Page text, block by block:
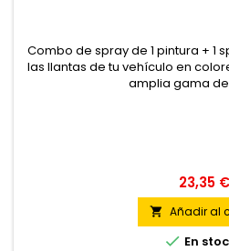
Combo de spray de 1 pintura + 1
las llantas de tu vehículo en
amplia gama
23,35 €
 Añadir al
 En